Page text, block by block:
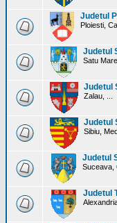
Judetul
Ploiesti,
Judetul
Satu
Judetul
Zalau, ...
Judetul
Sibiu,
Judetul
Suceava,
Judetul